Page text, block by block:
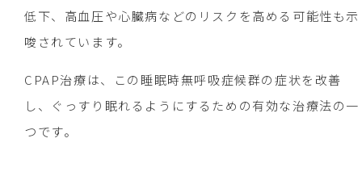
低下、高血圧や心臓病などのリスクを高める可能性も示
唆されています。
CPAP治療は、この睡眠時無呼吸症候群の症状を改善
し、ぐっすり眠れるようにするための有効な治療法の一
つです。